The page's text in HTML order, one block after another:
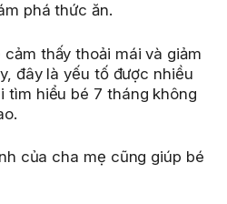
phá thức ăn.
thấy thoải mái và giảm
đây là yếu tố được nhiều
tìm hiểu bé 7 tháng không
của cha mẹ cũng giúp bé